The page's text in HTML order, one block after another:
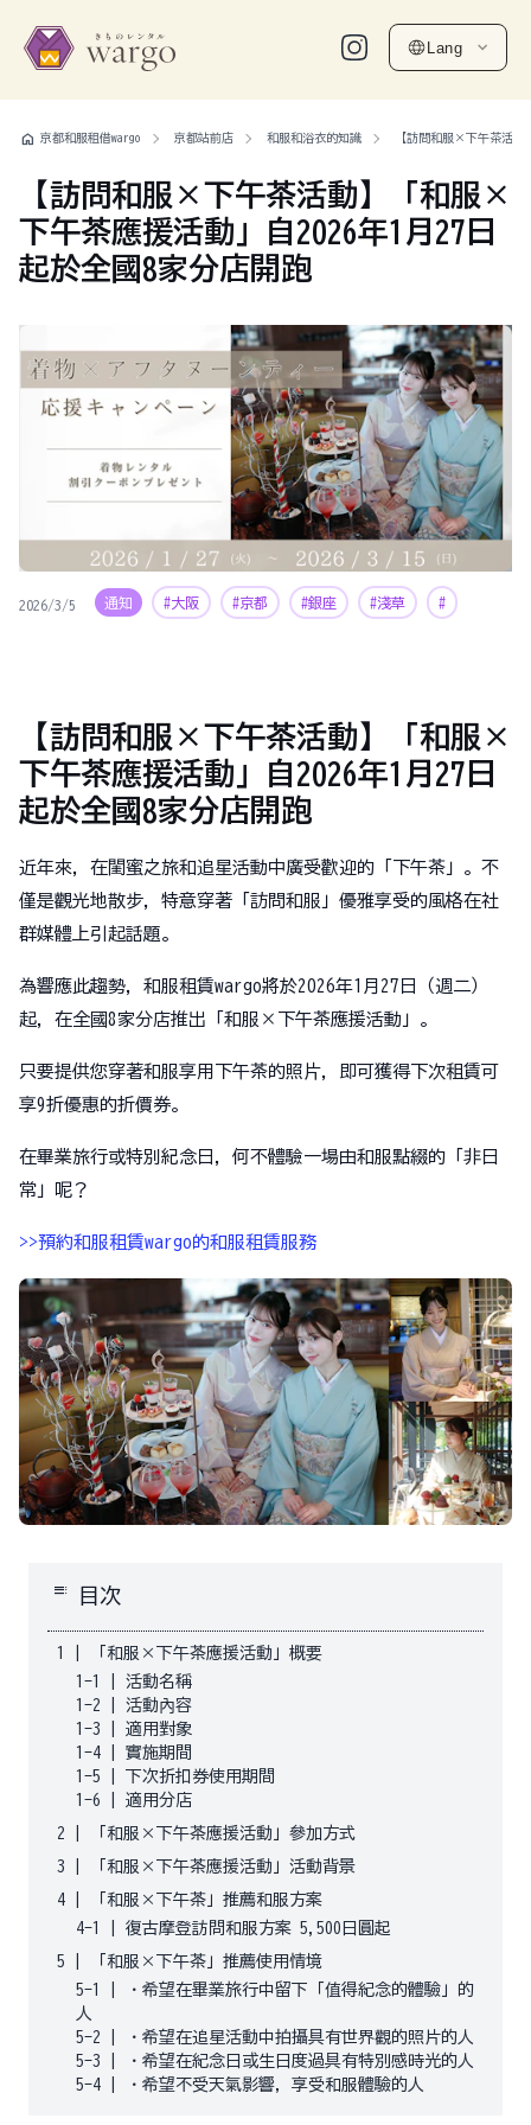
Lang
home 京都和服租借wargo 京都站前店 和服和浴衣的知識 【訪問和服×下午茶活動
【訪問和服×下午茶活動】「和服×
下午茶應援活動」自2026年1月27日
起於全國8家分店開跑
2026/3/5 通知 #大阪 #京都 #銀座 #淺草 #
【訪問和服×下午茶活動】「和服×
下午茶應援活動」自2026年1月27日
起於全國8家分店開跑
近年來，在閨蜜之旅和追星活動中廣受歡迎的「下午茶」。不
僅是觀光地散步，特意穿著「訪問和服」優雅享受的風格在社
群媒體上引起話題。
為響應此趨勢，和服租賃wargo將於2026年1月27日（週二）
起，在全國8家分店推出「和服×下午茶應援活動」。
只要提供您穿著和服享用下午茶的照片，即可獲得下次租賃可
享9折優惠的折價券。
在畢業旅行或特別紀念日，何不體驗一場由和服點綴的「非日
常」呢？
>>預約和服租賃wargo的和服租賃服務
toc 目次
1
「和服×下午茶應援活動」概要
1-1
活動名稱
1-2
活動內容
1-3
適用對象
1-4
實施期間
1-5
下次折扣券使用期間
1-6
適用分店
2
「和服×下午茶應援活動」參加方式
3
「和服×下午茶應援活動」活動背景
4
「和服×下午茶」推薦和服方案
4-1
復古摩登訪問和服方案 5,500日圓起
5
「和服×下午茶」推薦使用情境
5-1
・希望在畢業旅行中留下「值得紀念的體驗」的
人
5-2
・希望在追星活動中拍攝具有世界觀的照片的人
5-3
・希望在紀念日或生日度過具有特別感時光的人
5-4
・希望不受天氣影響，享受和服體驗的人